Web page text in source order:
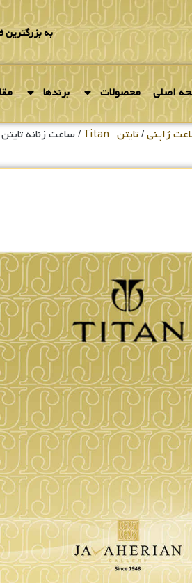
به
اصلی محصولات برندها
ژاپنی/تایتن | Titan / ساعت زنانه تایتن 2578SM02